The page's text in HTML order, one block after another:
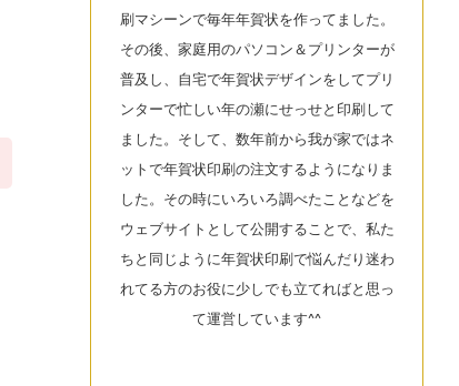
刷マシーンで毎年年賀状を作ってました。
その後、家庭用のパソコン＆プリンターが
普及し、自宅で年賀状デザインをしてプリ
ンターで忙しい年の瀬にせっせと印刷して
ました。そして、数年前から我が家ではネ
ットで年賀状印刷の注文するようになりま
した。その時にいろいろ調べたことなどを
ウェブサイトとして公開することで、私た
ちと同じように年賀状印刷で悩んだり迷わ
れてる方のお役に少しでも立てればと思っ
て運営しています^^